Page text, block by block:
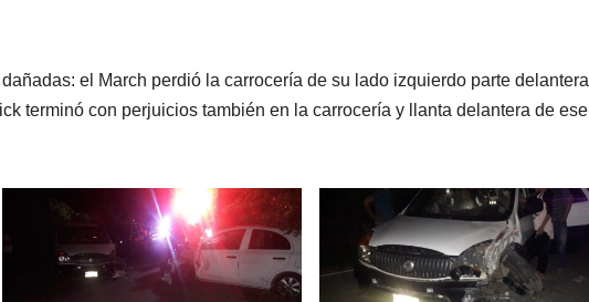
el March perdió la carrocería de su lado izquierdo parte delantera
terminó con perjuicios también en la carrocería y llanta delantera de ese